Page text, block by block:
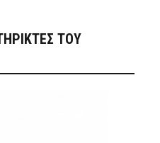
ΤΟΥ